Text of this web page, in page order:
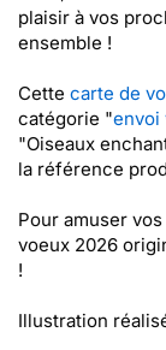
plaisir à vos
ensemble !
Cette carte de
catégorie "envoi
"Oiseaux
la référence
Pour amuser
voeux 2026
!
Illustration